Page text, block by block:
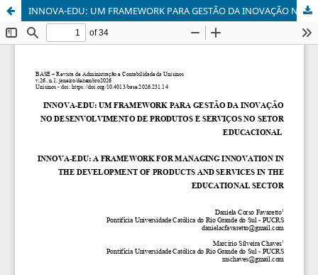
INNOVA-EDU: UM FRAMEWORK PARA GESTÃO DA INOVAÇÃO NO DESENVOLVIMENTO DE PRODUTOS E SERVIÇOS NO SETOR EDUCACIONAL